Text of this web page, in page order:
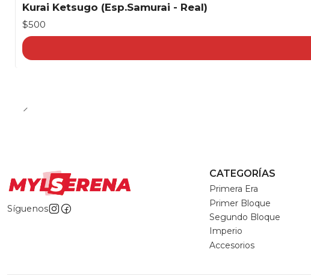
Kurai Ketsugo (Esp.Samurai - Real)
$500
Síguenos
CATEGORÍAS
Primera Era
Primer Bloque
Segundo Bloque
Imperio
Accesorios